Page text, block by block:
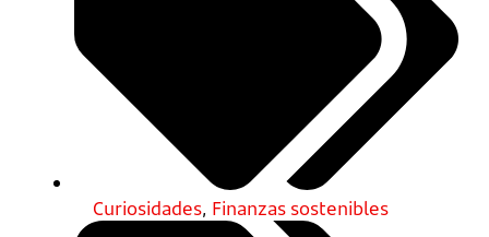
Curiosidades, Finanzas sostenibles